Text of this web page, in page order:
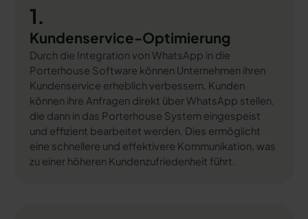
1.
Kundenservice-Optimierung
Durch die Integration von WhatsApp in die
Porterhouse Software können Unternehmen ihren
Kundenservice erheblich verbessern. Kunden
können ihre Anfragen direkt über WhatsApp stellen,
die dann in das Porterhouse System eingespeist
und effizient bearbeitet werden. Dies ermöglicht
eine schnellere und effektivere Kommunikation, was
zu einer höheren Kundenzufriedenheit führt.